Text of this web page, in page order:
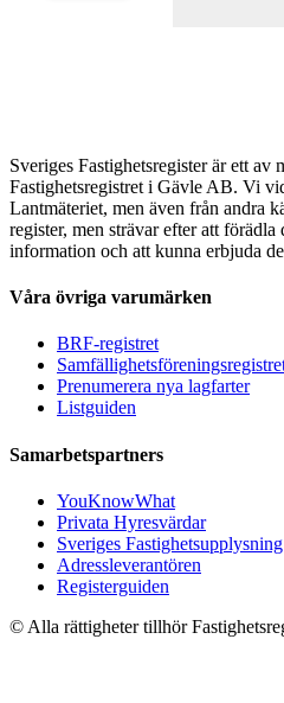
Sveriges Fastighetsregister är ett av
Fastighetsregistret i Gävle AB. Vi
Lantmäteriet, men även från andra
register, men strävar efter att förädla
information och att kunna erbjuda
Våra övriga varumärken
BRF-registret
Prenumerera nya lagfarter
Listguiden
Samarbetspartners
YouKnowWhat
Privata Hyresvärdar
Sveriges Fastighetsupplysning
Adressleverantören
Registerguiden
© Alla rättigheter tillhör